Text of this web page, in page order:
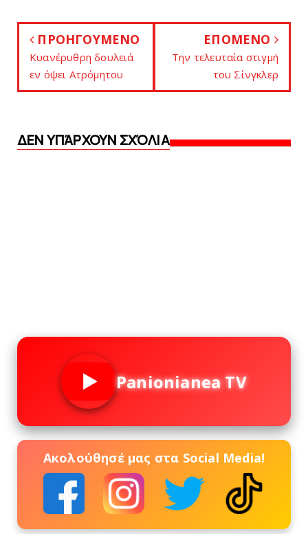
ΠΡΟΗΓΟΥΜΕΝΟ
Κυανέρυθρη δουλειά
εν όψει Ατρόμητου
ΕΠΟΜΕΝΟ
Την τελευταία στιγμή
του Σίνγκλερ
ΔΕΝ ΥΠΆΡΧΟΥΝ ΣΧΌΛΙΑ
Panionianea TV
Ακολούθησέ μας στα Social Media!